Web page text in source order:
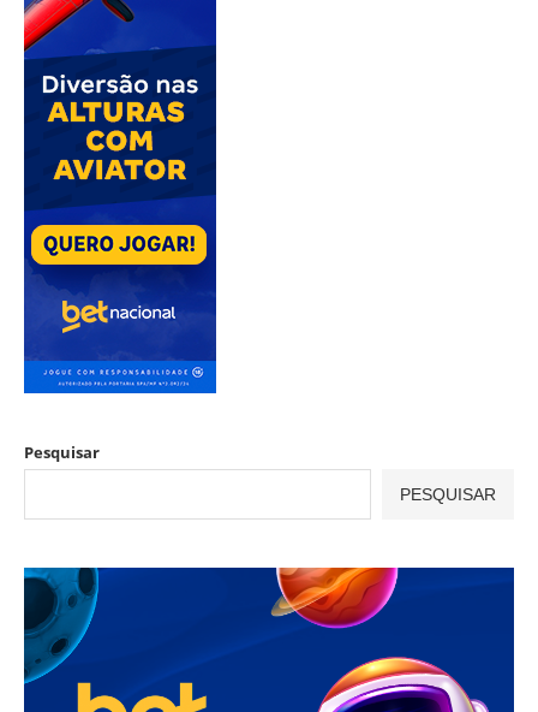
Pesquisar
PESQUISAR